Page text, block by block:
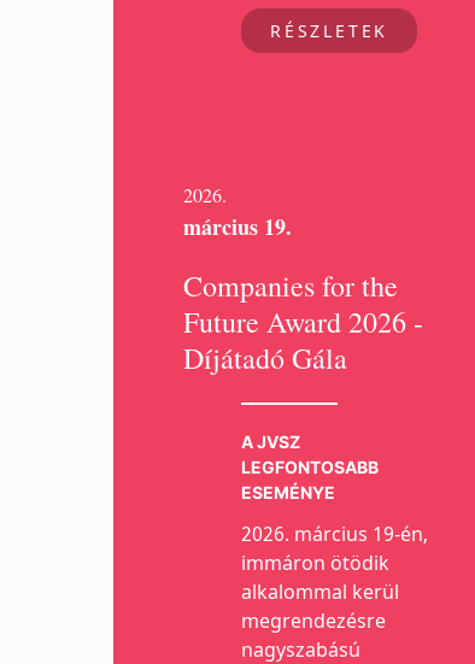
RÉSZLETEK
2026.
március 19.
Companies for the
Future Award 2026 -
Díjátadó Gála
A JVSZ
LEGFONTOSABB
ESEMÉNYE
2026. március 19-én,
immáron ötödik
alkalommal kerül
megrendezésre
nagyszabású